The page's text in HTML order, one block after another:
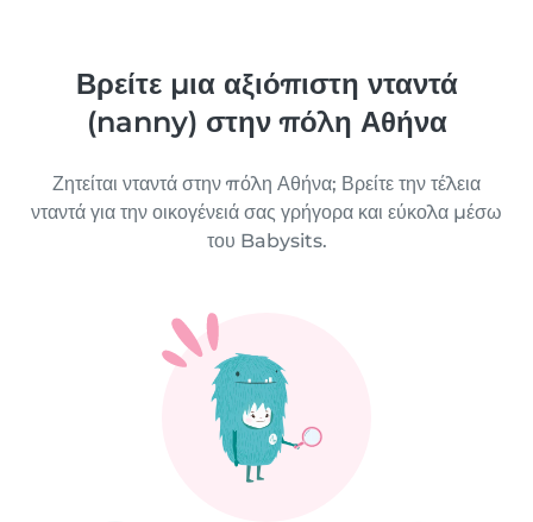
Βρείτε μια αξιόπιστη νταντά
(nanny) στην πόλη Αθήνα
Ζητείται νταντά στην πόλη Αθήνα; Βρείτε την τέλεια
νταντά για την οικογένειά σας γρήγορα και εύκολα μέσω
του Babysits.